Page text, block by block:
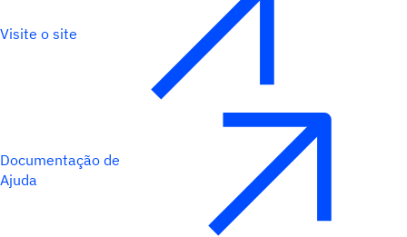
Visite o site
Documentação de
Ajuda